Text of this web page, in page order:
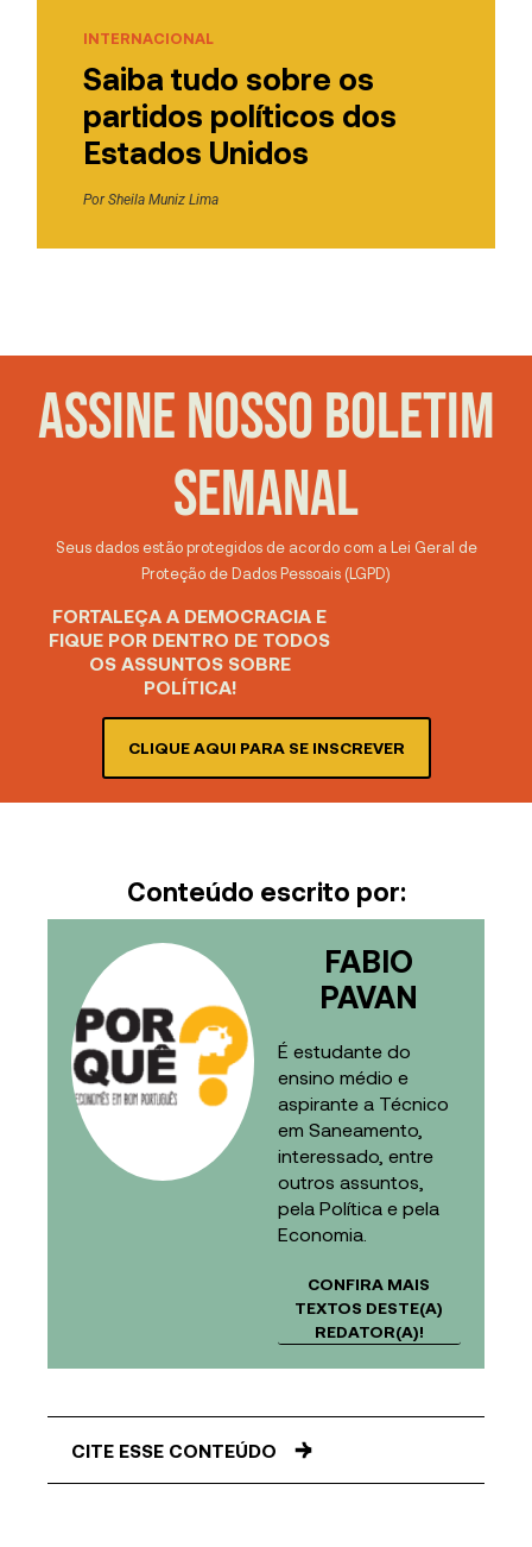
INTERNACIONAL
Saiba tudo sobre os
partidos políticos dos
Estados Unidos
PorSheila Muniz Lima
ASSINE NOSSO BOLETIM
SEMANAL
Seus dados estão protegidos de acordo com a Lei Geral de
Proteção de Dados Pessoais (LGPD)
FORTALEÇA A DEMOCRACIA E
FIQUE POR DENTRO DE TODOS
OS ASSUNTOS SOBRE
POLÍTICA!
CLIQUE AQUI PARA SE INSCREVER
Conteúdo escrito por:
FABIO
PAVAN
É estudante do
ensino médio e
aspirante a Técnico
em Saneamento,
interessado, entre
outros assuntos,
pela Política e pela
Economia.
CONFIRA MAIS
TEXTOS DESTE(A)
REDATOR(A)!
CITE ESSE CONTEÚDO